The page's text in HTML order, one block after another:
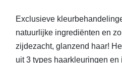
Exclusieve
natuurlijke ingrediënten en
zijdezacht, glanzend haar!
uit 3 types haarkleuringen